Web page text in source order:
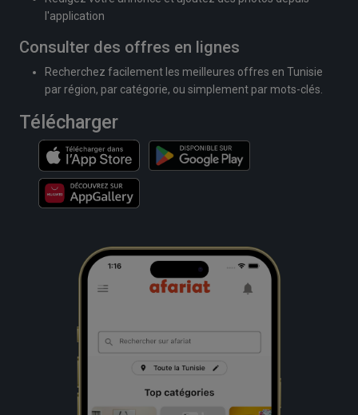
l'application
Consulter des offres en lignes
Recherchez facilement les meilleures offres en Tunisie
par région, par catégorie, ou simplement par mots-clés.
Télécharger